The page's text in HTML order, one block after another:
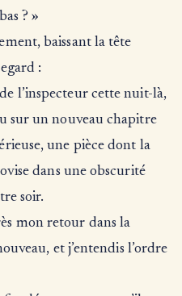
? »
baissant la tête
:
l’inspecteur cette nuit-là,
sur un nouveau chapitre
une pièce dont la
dans une obscurité
soir.
mon retour dans la
et j’entendis l’ordre